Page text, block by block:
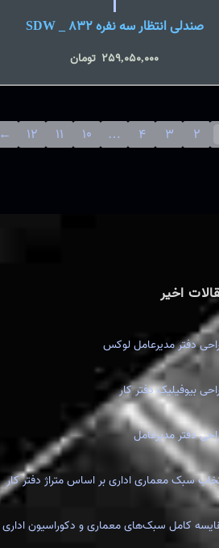
صندلی انتظار سه نفره SDW _ 832
259,050,000 تومان
2
3
4
…
10
11
12
←
اخیر
دفتر مدیرعامل لوکس
بیوفیلیک دفتر کار
دفتر مدیرعامل
سبک معماری اداری بر اساس متراژ دفتر کار
کامل سبک‌های معماری و دکوراسیون اداری